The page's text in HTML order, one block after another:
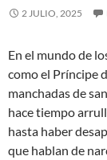
2 JULIO, 2025
En el mundo de
como el Príncipe
manchadas de
hace tiempo
hasta haber
que hablan de